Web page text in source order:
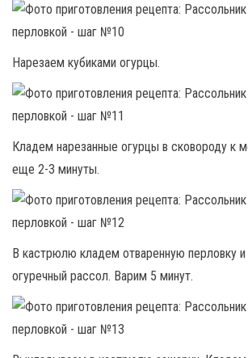
Нарезаем кубиками огурцы.
Кладем нарезанные огурцы в сковороду к
еще 2-3 минуты.
В кастрюлю кладем отваренную перловку и
огуречный рассол. Варим 5 минут.